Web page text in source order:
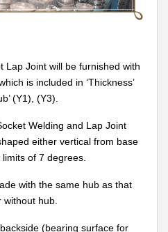
Lap Joint will be furnished with
is included in ‘Thickness’
(Y1), (Y3).
Welding and Lap Joint
either vertical from base
of 7 degrees.
with the same hub as that
hub.
(bearing surface for